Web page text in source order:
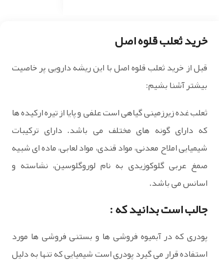
خرید ثعلب قلوه اصل
قبل از خرید ثعلب قلوه اصل با این ریشه دارویی پر خاصیت
بیشتر آشنا بشیم:
ثعلب غده زیرزمینی گیاهی است علفی و پایا از تیره ارکیده ها
که دارای گونه های مختلف می باشد. دارای ترکیبات
شیمیایی املاح معدنی، مواد قندی، مواد لعابی، ماده ای شبیه
صمغ عربی گلوکوزیدی به نام لوروگلوسین، نشاسته و
اسانس می باشد.
جالب است بدانید که :
پودری که در آبمیوه فروشی ها و بستنی فروشی ها مورد
استفاده قرار می گیرد پودری است شیمیایی که تنها به دلیل